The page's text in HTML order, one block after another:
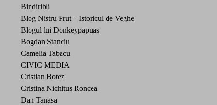
Bindiribli
Blog Nistru Prut – Istoricul de Veghe
Blogul lui Donkeypapuas
Bogdan Stanciu
Camelia Tabacu
CIVIC MEDIA
Cristian Botez
Cristina Nichitus Roncea
Dan Tanasa